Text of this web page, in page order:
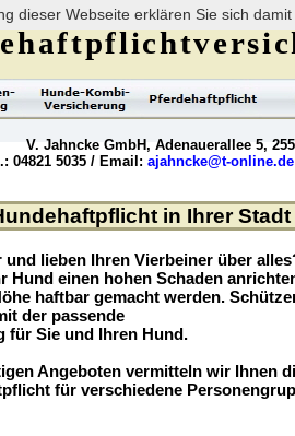
dieser Webseite erklären Sie sich
in Ihrer
lieben Ihren Vierbeiner über
Hund einen hohen Schaden
haftbar gemacht werden.
der passende
für Sie und Ihren Hund.
Angeboten vermitteln wir Ihnen
für verschiedene
V. Jahncke GmbH, Adenauerallee 5,
04821 5035 / Email: ajahncke@t-online.de